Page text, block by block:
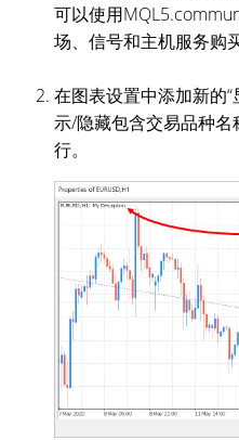
可以使用
场、信号和主机服务购买
在图表设置中添加新的
示/隐藏包含交易品种
行。